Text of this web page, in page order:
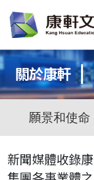
關於康軒
願景和使命
新聞媒體收錄